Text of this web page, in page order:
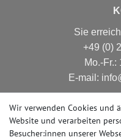
Sie
+49 (0)
Mo.-Fr.:
E-mail:
Wir verwenden Cookies und
Website und verarbeiten
Besucher:innen unserer